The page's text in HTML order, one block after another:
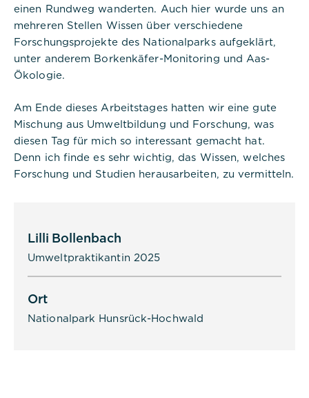
einen Rundweg wanderten. Auch hier wurde uns an
mehreren Stellen Wissen über verschiedene
Forschungsprojekte des Nationalparks aufgeklärt,
unter anderem Borkenkäfer-Monitoring und Aas-
Ökologie.
Am Ende dieses Arbeitstages hatten wir eine gute
Mischung aus Umweltbildung und Forschung, was
diesen Tag für mich so interessant gemacht hat.
Denn ich finde es sehr wichtig, das Wissen, welches
Forschung und Studien herausarbeiten, zu vermitteln.
Lilli Bollenbach
Umweltpraktikantin 2025
Ort
Nationalpark Hunsrück-Hochwald
Cookie Name:
dpconsentmanagement
1 Jahr
Beschreibung:
Das Cookie wird von DER PUNKT
Consent Management gesetzt und
wird verwendet, um zu speichern,
ob der Benutzer der Verwendung
von Cookies zugestimmt hat oder
Alle akzeptieren